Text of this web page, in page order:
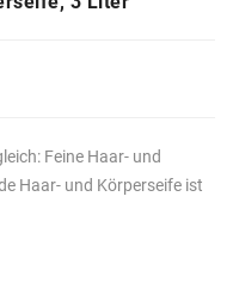
Feine Haar- und
Haar- und Körperseife ist